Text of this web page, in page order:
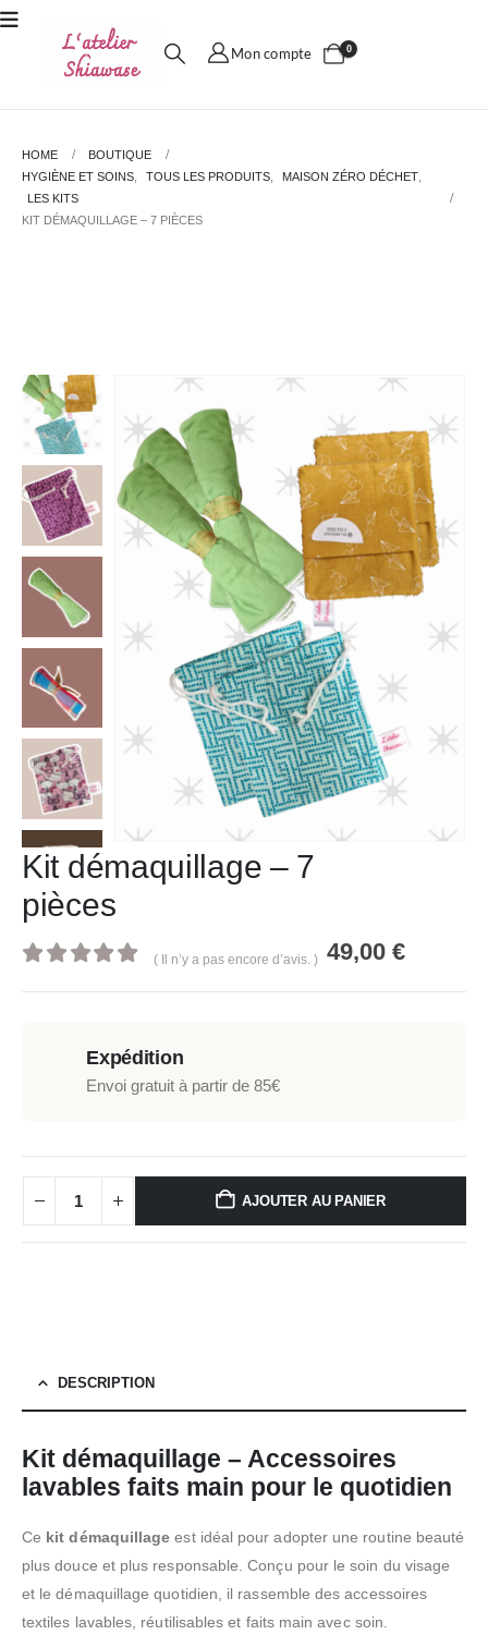
Mon compte 0
HOME
BOUTIQUE
HYGIÈNE ET SOINS
TOUS LES PRODUITS MAISON ZÉRO DÉCHET
LES KITS
KIT DÉMAQUILLAGE – 7 PIÈCES
Kit démaquillage – 7
pièces
( Il n’y a pas encore d’avis. ) 49,00€
Expédition
Envoi gratuit à partir de 85€
AJOUTER AU PANIER
DESCRIPTION
Kit démaquillage – Accessoires
lavables faits main pour le quotidien
Ce kit démaquillage est idéal pour adopter une routine beauté
plus douce et plus responsable. Conçu pour le soin du visage
et le démaquillage quotidien, il rassemble des accessoires
textiles lavables, réutilisables et faits main avec soin.